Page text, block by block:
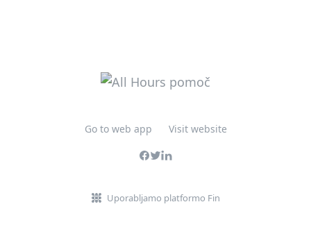
Go to web app Visit website
Uporabljamo platformo Fin